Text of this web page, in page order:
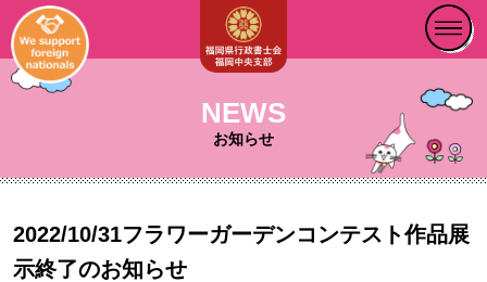
NEWS
お知らせ
2022/10/31フラワーガーデンコンテスト作品展
示終了のお知らせ